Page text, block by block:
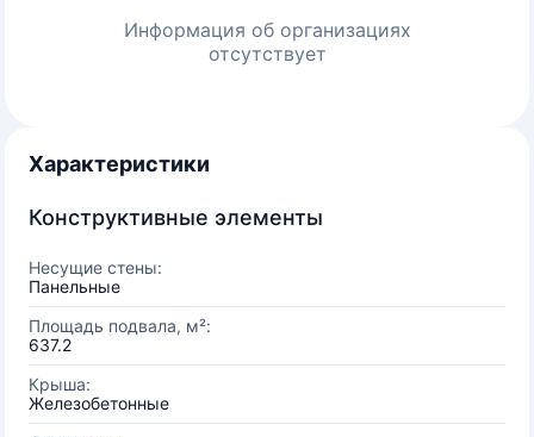
Информация об организациях
отсутствует
Характеристики
Конструктивные элементы
Несущие стены:
Панельные
Площадь подвала, м²:
637.2
Крыша:
Железобетонные